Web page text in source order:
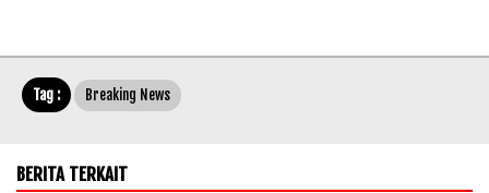
Tag : Breaking News
BERITA TERKAIT